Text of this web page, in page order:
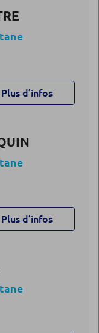
Plus d’infos
Plus d’infos